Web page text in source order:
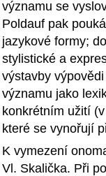
významu se
Poldauf pak
jazykové formy;
stylistické a
výstavby
významu jako
konkrétním užití
které se vynořují
K vymezení
Vl. Skalička. Při